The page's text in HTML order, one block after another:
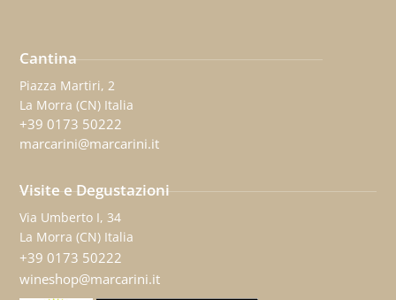
Cantina
Piazza Martiri, 2
La Morra (CN) Italia
+39 0173 50222
marcarini@marcarini.it
Visite e Degustazioni
Via Umberto I, 34
La Morra (CN) Italia
+39 0173 50222
wineshop@marcarini.it